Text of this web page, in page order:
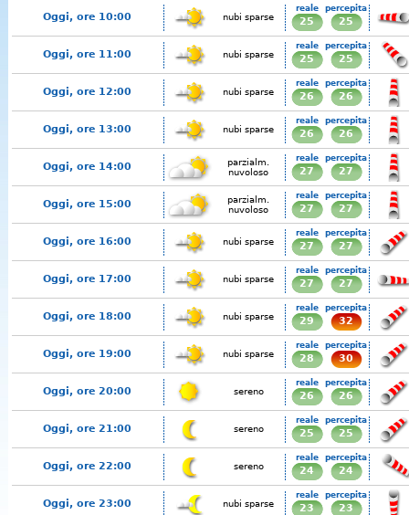
Oggi, ore 10:00 nubi sparse
reale
25
percepita
25
Oggi, ore 11:00 nubi sparse
reale
25
percepita
25
Oggi, ore 12:00 nubi sparse
reale
26
percepita
26
Oggi, ore 13:00 nubi sparse
reale
26
percepita
26
Oggi, ore 14:00
parzialm.
nuvoloso
reale
27
percepita
27
Oggi, ore 15:00
parzialm.
nuvoloso
reale
27
percepita
27
Oggi, ore 16:00 nubi sparse
reale
27
percepita
27
Oggi, ore 17:00 nubi sparse
reale
27
percepita
27
Oggi, ore 18:00 nubi sparse
reale
29
percepita
32
Oggi, ore 19:00 nubi sparse
reale
28
percepita
30
Oggi, ore 20:00 sereno
reale
26
percepita
26
Oggi, ore 21:00 sereno
reale
25
percepita
25
Oggi, ore 22:00 sereno
reale
24
percepita
24
Oggi, ore 23:00 nubi sparse
reale
23
percepita
23